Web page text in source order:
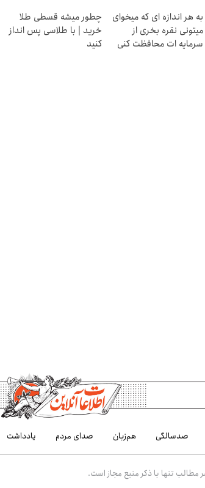
به هر اندازه ای که میخوای
میتونی نقره بخری از
سرمایه ات محافظت کنی
چطور میشه قسطی طلا
خرید | با طلاسی پس انداز
کنید
صدسالگی هم‌زبان صدای مردم یادداشت
تنها با ذکر منبع مجاز است.